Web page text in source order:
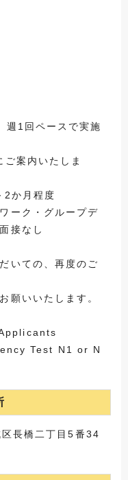
1回ペースで実施
案内いたしま
2か月程度
ーク・グループデ
接なし
いての、再度のご
願いいたします。
Test N1 or N
長橋二丁目5番34